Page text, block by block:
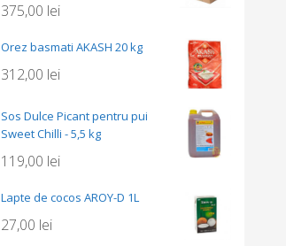
375,00 lei
Orez basmati AKASH 20 kg
312,00 lei
Sos Dulce Picant pentru pui
Sweet Chilli - 5,5 kg
119,00 lei
Lapte de cocos AROY-D 1L
27,00 lei